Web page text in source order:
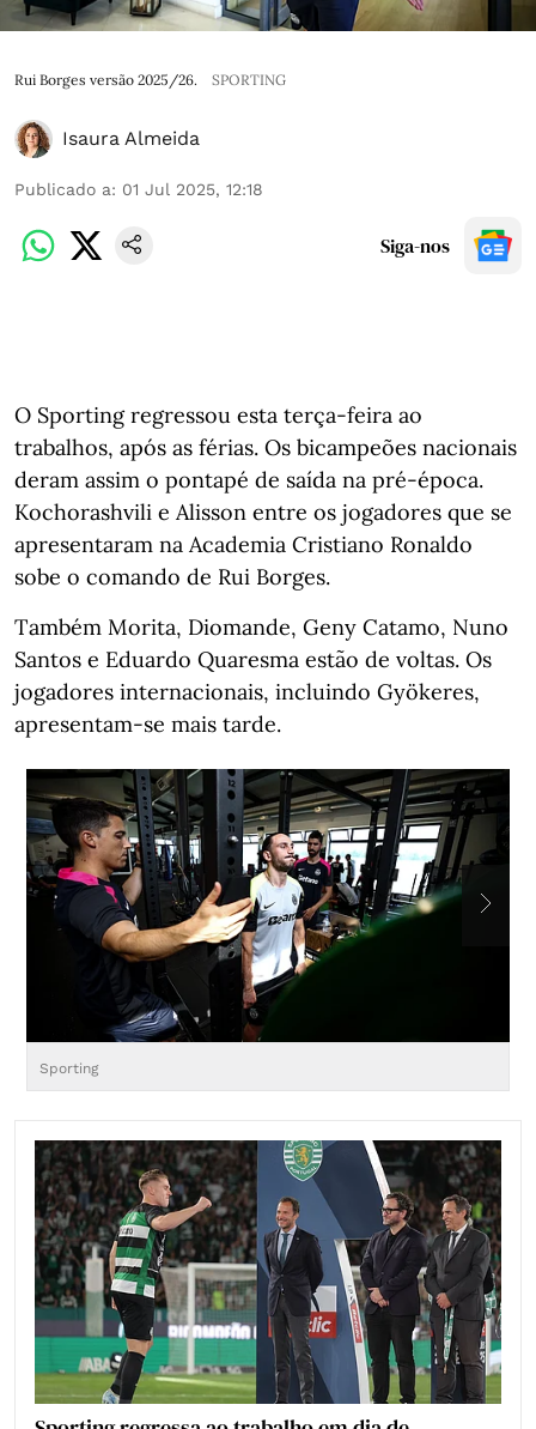
Rui Borges versão 2025/26. SPORTING
Isaura Almeida
Publicado a: 01 Jul 2025, 12:18
Siga-nos
O Sporting regressou esta terça-feira ao
trabalhos, após as férias. Os bicampeões nacionais
deram assim o pontapé de saída na pré-época.
Kochorashvili e Alisson entre os jogadores que se
apresentaram na Academia Cristiano Ronaldo
sobe o comando de Rui Borges.
Também Morita, Diomande, Geny Catamo, Nuno
Santos e Eduardo Quaresma estão de voltas. Os
jogadores internacionais, incluindo Gyökeres,
apresentam-se mais tarde.
Sporting